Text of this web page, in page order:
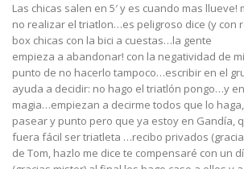
Las chicas salen en 5′ y es cuando mas
no realizar el triatlon…es peligroso dice (y con
box chicas con la bici a cuestas…la gente
empieza a abandonar! con la negatividad de
punto de no hacerlo tampoco…escribir en el
ayuda a decidir: no hago el triatlón pongo…y
magia…empiezan a decirme todos que lo
pasear y punto pero que ya estoy en Gandía,
fuera fácil ser triatleta …recibo privados
de Tom, hazlo me dice te compensaré con un